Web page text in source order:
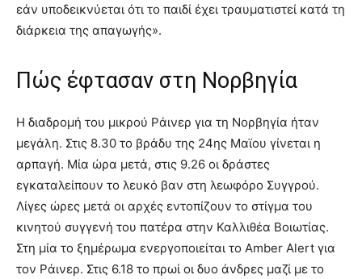
εάν υποδεικνύεται ότι το παιδί έχει τραυματιστεί κατά τη
διάρκεια της απαγωγής».
Πώς έφτασαν στη Νορβηγία
Η διαδρομή του μικρού Ράινερ για τη Νορβηγία ήταν
μεγάλη. Στις 8.30 το βράδυ της 24ης Μαϊου γίνεται η
αρπαγή. Μία ώρα μετά, στις 9.26 οι δράστες
εγκαταλείπουν το λευκό βαν στη λεωφόρο Συγγρού.
Λίγες ώρες μετά οι αρχές εντοπίζουν το στίγμα του
κινητού συγγενή του πατέρα στην Καλλιθέα Βοιωτίας.
Στη μία το ξημέρωμα ενεργοποιείται το Amber Alert για
τον Ράινερ. Στις 6.18 το πρωί oι δυο άνδρες μαζί με το